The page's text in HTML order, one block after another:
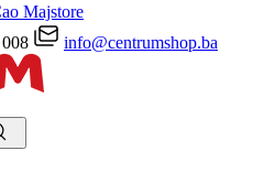
Majstore
info@centrumshop.ba